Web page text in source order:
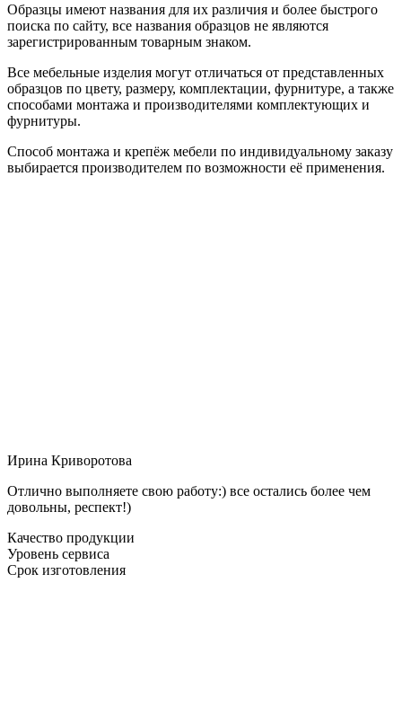
Образцы имеют названия для их различия и более быстрого
поиска по сайту, все названия образцов не являются
зарегистрированным товарным знаком.
Все мебельные изделия могут отличаться от представленных
образцов по цвету, размеру, комплектации, фурнитуре, а также
способами монтажа и производителями комплектующих и
фурнитуры.
Способ монтажа и крепёж мебели по индивидуальному заказу
выбирается производителем по возможности её применения.
Ирина Криворотова
Отлично выполняете свою работу:) все остались более чем
довольны, респект!)
Качество продукции
Уровень сервиса
Срок изготовления